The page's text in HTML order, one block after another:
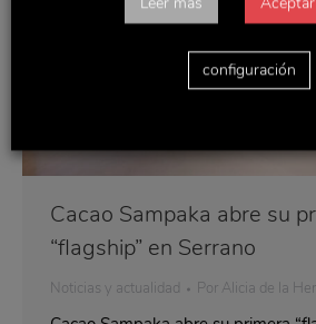
Cacao Sampaka abre su
“flagship” en Serrano
Noticias y actualidad Por Alicia de la
configuración